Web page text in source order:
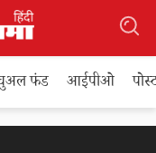
फंड आईपीओ